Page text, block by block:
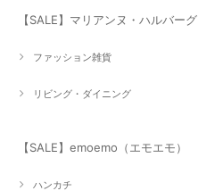
【SALE】マリアンヌ・ハルバーグ
ファッション雑貨
リビング・ダイニング
【SALE】emoemo（エモエモ）
ハンカチ